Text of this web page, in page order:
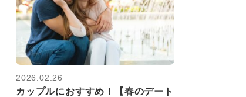
2026.02.26
カップルにおすすめ！【春のデート